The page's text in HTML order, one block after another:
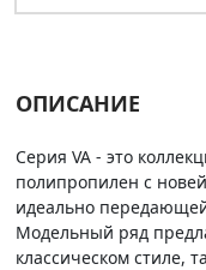
ОПИСАНИЕ
Серия VA - это
полипропилен с
идеально
Модельный ряд
классическом стиле,